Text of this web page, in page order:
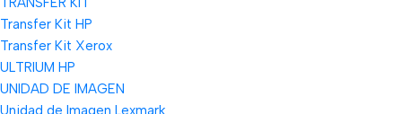
Transfer Kit HP
Transfer Kit Xerox
ULTRIUM HP
UNIDAD DE IMAGEN
Unidad de Imagen Lexmark